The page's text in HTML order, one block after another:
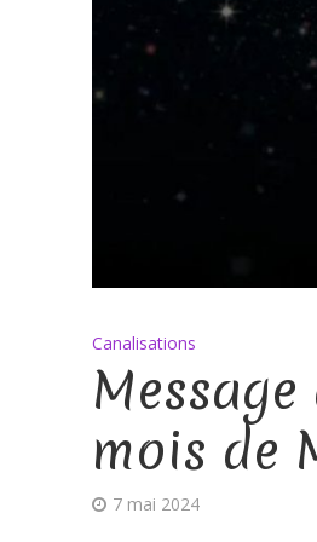
Canalisations
mois de
7 mai 2024